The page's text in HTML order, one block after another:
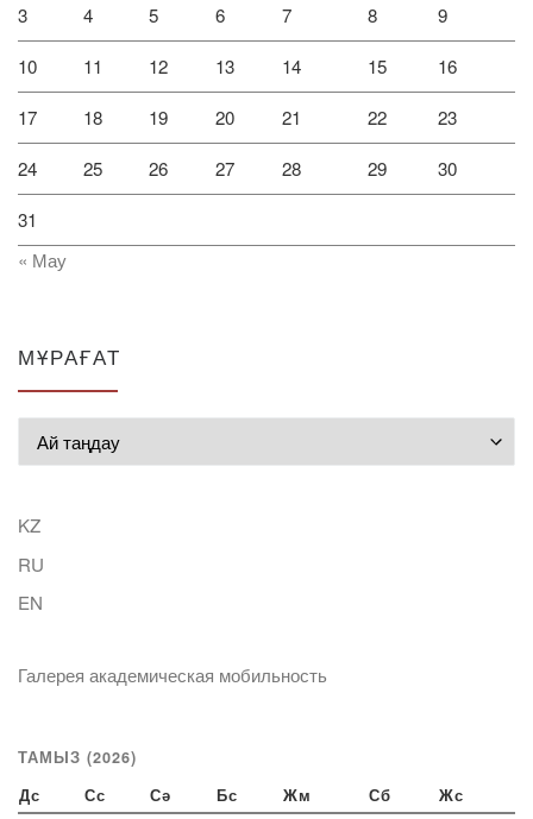
3 4 5 6 7 8 9
10 11 12 13 14 15 16
17 18 19 20 21 22 23
24 25 26 27 28 29 30
31
« Мау
МҰРАҒАТ
KZ
RU
EN
Галерея академическая мобильность
ТАМЫЗ (2026)
Дс Сс Сә Бс Жм Сб Жс